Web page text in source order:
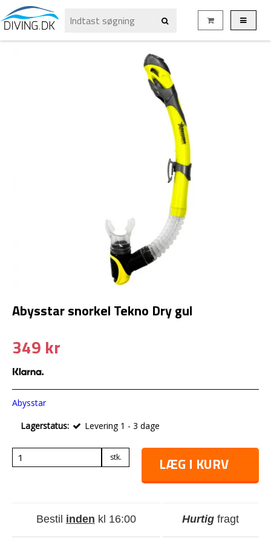
Abysstar snorkel Tekno Dry gul
349 kr
Abysstar
Lagerstatus:
Levering 1 - 3 dage
stk. LÆG I KURV
Bestil inden kl 16:00 Hurtig fragt